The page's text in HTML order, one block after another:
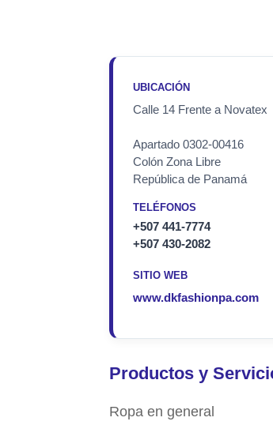
UBICACIÓN
Calle 14 Frente a Novatex
Apartado 0302-00416
Colón Zona Libre
República de Panamá
TELÉFONOS
+507 441-7774
+507 430-2082
SITIO WEB
www.dkfashionpa.com
Productos y
Ropa en general